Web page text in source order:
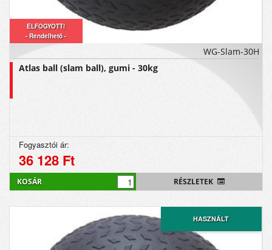
ELFOGYOTT!
- Rendelhető -
WG-Slam-30H
Atlas ball (slam ball), gumi - 30kg
Fogyasztói ár:
36 128 Ft
RÉSZLETEK
KOSÁR
HASZNÁLT